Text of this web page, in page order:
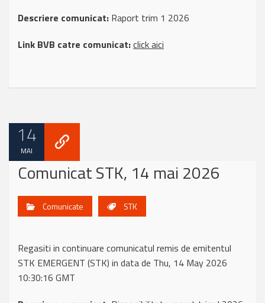
Descriere comunicat: Raport trim 1 2026
Link BVB catre comunicat:click aici
14
MAI
Comunicat STK, 14 mai 2026
Comunicate STK
Regasiti in continuare comunicatul remis de emitentul
STK EMERGENT (STK) in data de Thu, 14 May 2026
10:30:16 GMT